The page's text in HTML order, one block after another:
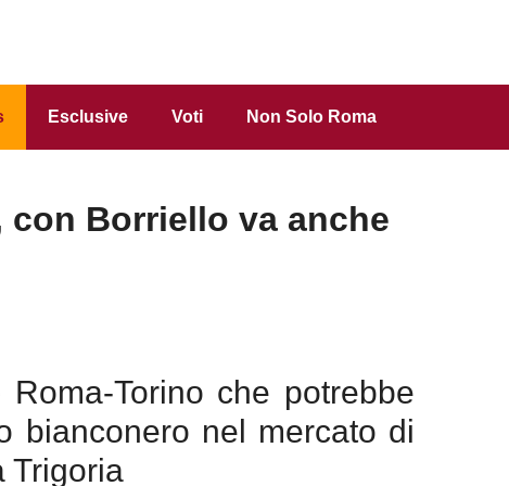
Esclusive Voti Non Solo Roma
con Borriello va anche
Roma-Torino che potrebbe
bianconero nel mercato di
Trigoria